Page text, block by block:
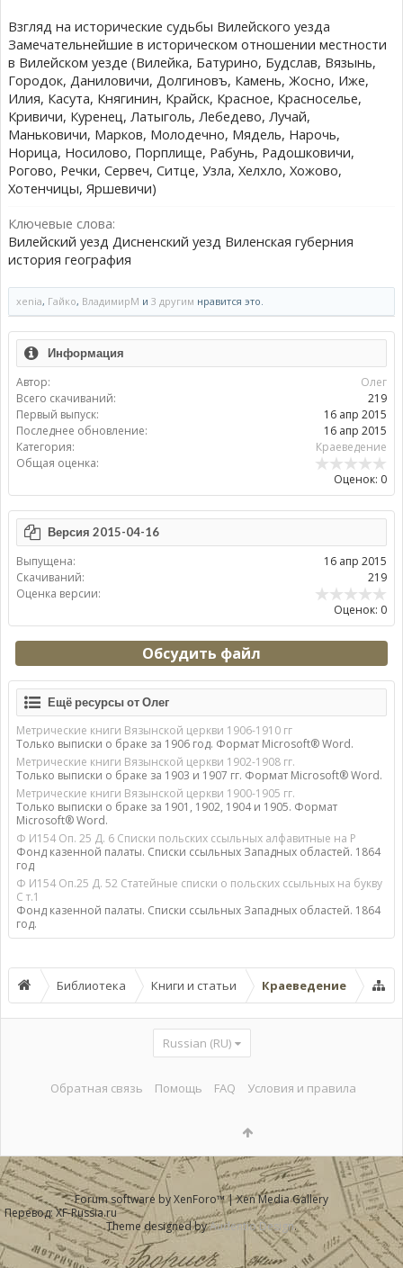
Взгляд на исторические судьбы Вилейского уезда
Замечательнейшие в историческом отношении местности
в Вилейском уезде (Вилейка, Батурино, Будслав, Вязынь,
Городок, Даниловичи, Долгиновъ, Камень, Жосно, Иже,
Илия, Касута, Княгинин, Крайск, Красное, Красноселье,
Кривичи, Куренец, Латыголь, Лебедево, Лучай,
Маньковичи, Марков, Молодечно, Мядель, Нарочь,
Норица, Носилово, Порплище, Рабунь, Радошковичи,
Рогово, Речки, Сервеч, Ситце, Узла, Хелхло, Хожово,
Хотенчицы, Яршевичи)
Ключевые слова:
Вилейский уезд Дисненский уезд Виленская губерния
история география
xenia, Гайко, ВладимирМ и 3 другим нравится это.
Информация
Автор:
Олег
Всего скачиваний:
219
Первый выпуск:
16 апр 2015
Последнее обновление:
16 апр 2015
Категория:
Краеведение
Общая оценка:
Оценок: 0
Версия 2015-04-16
Выпущена:
16 апр 2015
Скачиваний:
219
Оценка версии:
Оценок: 0
Обсудить файл
Ещё ресурсы от Олег
Метрические книги Вязынской церкви 1906-1910 гг
Только выписки о браке за 1906 год. Формат Microsoft® Word.
Метрические книги Вязынской церкви 1902-1908 гг.
Только выписки о браке за 1903 и 1907 гг. Формат Microsoft® Word.
Метрические книги Вязынской церкви 1900-1905 гг.
Только выписки о браке за 1901, 1902, 1904 и 1905. Формат
Microsoft® Word.
Ф И154 Оп. 25 Д. 6 Списки польских ссыльных алфавитные на Р
Фонд казенной палаты. Списки ссыльных Западных областей. 1864
год
Ф И154 Оп.25 Д. 52 Статейные списки о польских ссыльных на букву
С т.1
Фонд казенной палаты. Списки ссыльных Западных областей. 1864
год.
Библиотека Книги и статьи Краеведение
Russian (RU)
Обратная связь Помощь FAQ Условия и правила
Forum software by XenForo™|Xen Media Gallery
Перевод:XF-Russia.ru
Theme designed byAudentio Design.